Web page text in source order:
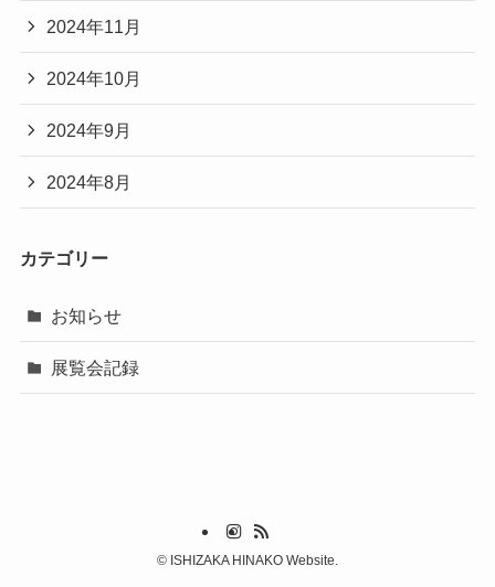
2024年11月
2024年10月
2024年9月
2024年8月
カテゴリー
お知らせ
展覧会記録
© ISHIZAKA HINAKO Website.